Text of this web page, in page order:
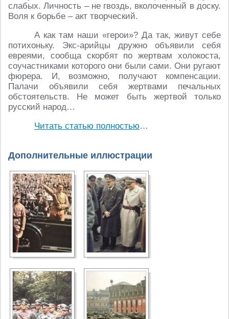
слабых. Личность – не гвоздь, вколоченный в доску.
Воля к борьбе – акт творческий.
А как там наши «герои»? Да так, живут себе
потихоньку. Экс-арийцы дружно объявили себя
евреями, сообща скорбят по жертвам холокоста,
соучастниками которого они были сами. Они ругают
фюрера. И, возможно, получают компенсации.
Палачи объявили себя жертвами печальных
обстоятельств. Не может быть жертвой только
русский народ…
Читать статью полностью…
Дополнительные иллюстрации